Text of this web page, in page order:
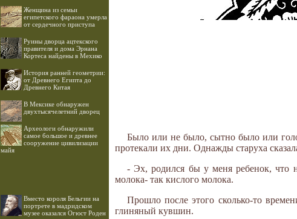
Женщина из семьи
египетского фараона умерла
от сердечного приступа
Руины дворца ацтекского
правителя и дома Эрнана
Кортеса найдены в Мехико
История ранней геометрии:
от Древнего Египта до
Древнего Китая
В Мексике обнаружен
двухтысячелетний дворец
Археологи обнаружили
самое большое и древнее
сооружение цивилизации
майя
Вместо короля Бельгии на
портрете в мадридском
музее оказался Огюст Роден
Было или не было, сытно было или
протекали их дни. Однажды старуха
- Эх, родился бы у меня ребенок, что
молока- так кислого молока.
Прошло после этого сколько-то
глиняный кувшин.